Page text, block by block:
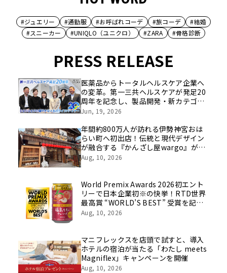
#ジュエリー #通勤服 #お呼ばれコーデ #旅コーデ
#結婚
#スニーカー
#UNIQLO（ユニクロ） #ZARA #骨格診断
PRESS RELEASE
医薬品からトータルヘルスケア企業へ
の変革。第一三共ヘルスケアが発足20
周年を記念し、製品開発・新カテゴリ
挑戦の舞台や旧社統合時のエピソード
像を公開！
Jun, 19, 2026
年間約800万人が訪れる伊勢神宮おは
らい町へ初出店！伝統と現代デザイン
が融合する『かんざし屋wargo』が8
月8日グランドオープン
Aug, 10, 2026
World Premix Awards 2026初エント
リーで日本企業初※の快挙！RTD世界
最高賞 “WORLD’S BEST” 受賞を記念
した限定パッケージ発売
Aug, 10, 2026
マニフレックスを店頭で試すと、導入
ホテルの宿泊が当たる「わたし meets
Magniflex」キャンペーンを開催
Aug, 10, 2026